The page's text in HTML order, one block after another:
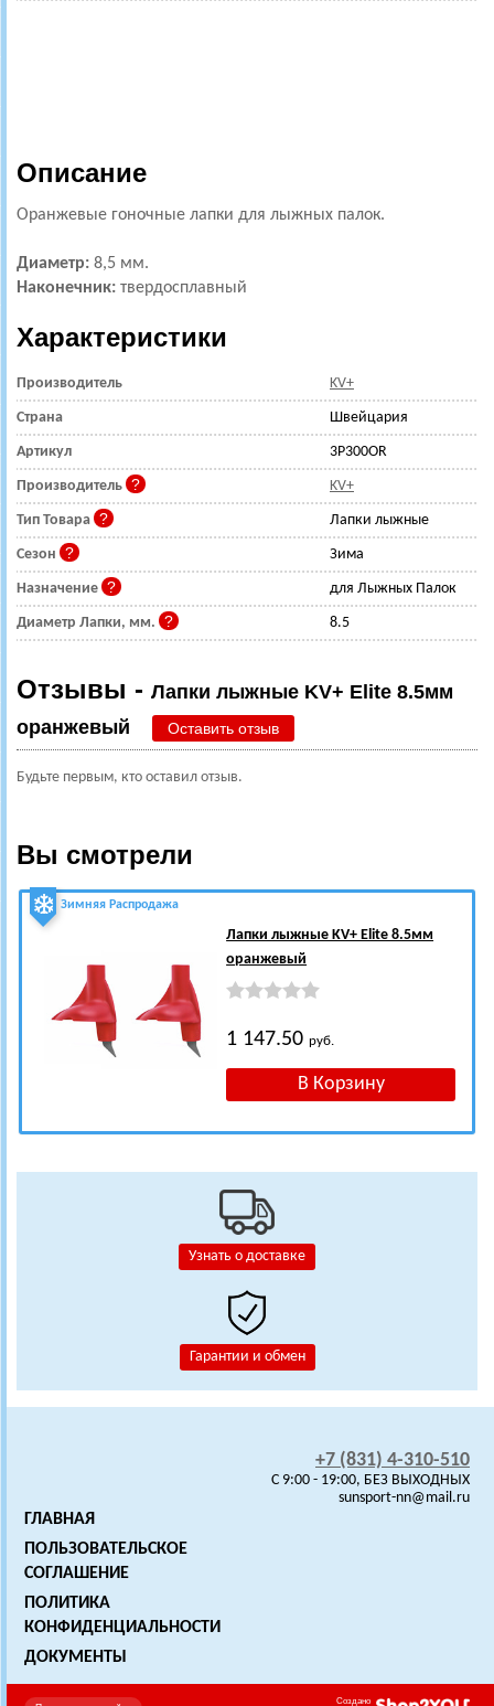
Узнать о доставке
Гарантии и обмен
Описание
Оранжевые гоночные лапки для лыжных палок.
Диаметр: 8,5 мм.
Наконечник: твердосплавный
Характеристики
Производитель KV+
Страна Швейцария
Артикул 3P300OR
Производитель KV+
Тип Товара Лапки лыжные
Сезон Зима
Назначение для Лыжных Палок
Диаметр Лапки, мм. 8.5
Отзывы - Лапки лыжные KV+ Elite 8.5мм
оранжевый
Оставить отзыв
Будьте первым, кто оставил отзыв.
Вы смотрели
Зимняя Распродажа
Лапки лыжные KV+ Elite 8.5мм
оранжевый
1 147.50руб.
+7 (831) 4-310-510
C 9:00 - 19:00, БЕЗ ВЫХОДНЫХ
sunsport-nn@mail.ru
ГЛАВНАЯ
ПОЛЬЗОВАТЕЛЬСКОЕ
СОГЛАШЕНИЕ
ПОЛИТИКА
КОНФИДЕНЦИАЛЬНОСТИ
ДОКУМЕНТЫ
Создано